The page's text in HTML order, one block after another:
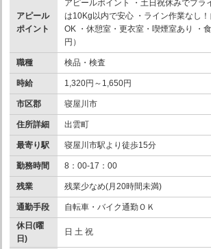
アピール
ポイント
アピールポイント ・土日祝休みでプラ
は10Kg以内で安心 ・ライン作業なし
OK ・休憩室・更衣室・喫煙室あり ・
円）
職種 検品・検査
時給 1,320円～1,650円
市区郡 寝屋川市
住所詳細 出雲町
最寄り駅 寝屋川市駅より徒歩15分
勤務時間 8：00-17：00
残業 残業少なめ(月20時間未満)
通勤手段
自転車・バイク通勤ＯＫ
休日(曜
日)
日 土 祝